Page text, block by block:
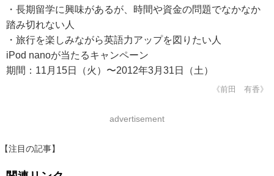
・長期留学に興味があるが、時間や資金の問題でなかなか
踏み切れない人
・旅行を楽しみながら英語力アップを図りたい人
iPod nanoが当たるキャンペーン
期間：11月15日（火）〜2012年3月31日（土）
《前田 有香》
advertisement
【注目の記事】